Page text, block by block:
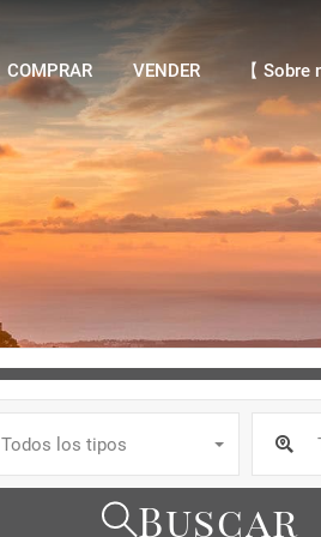
VENDER
COMPRAR VENDER 【
Todos los tipos
Buscar